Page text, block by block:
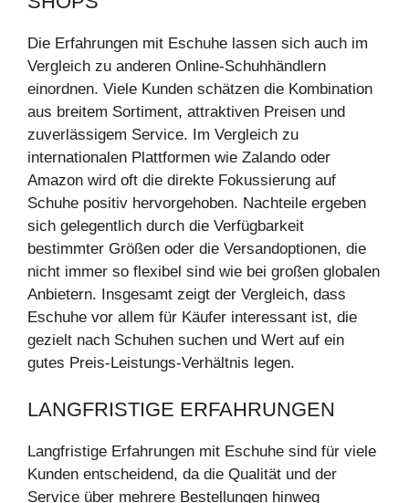
Die Erfahrungen mit Eschuhe lassen sich auch im
Vergleich zu anderen Online-Schuhhändlern
einordnen. Viele Kunden schätzen die Kombination
aus breitem Sortiment, attraktiven Preisen und
zuverlässigem Service. Im Vergleich zu
internationalen Plattformen wie Zalando oder
Amazon wird oft die direkte Fokussierung auf
Schuhe positiv hervorgehoben. Nachteile ergeben
sich gelegentlich durch die Verfügbarkeit
bestimmter Größen oder die Versandoptionen, die
nicht immer so flexibel sind wie bei großen globalen
Anbietern. Insgesamt zeigt der Vergleich, dass
Eschuhe vor allem für Käufer interessant ist, die
gezielt nach Schuhen suchen und Wert auf ein
gutes Preis-Leistungs-Verhältnis legen.
LANGFRISTIGE ERFAHRUNGEN
Langfristige Erfahrungen mit Eschuhe sind für viele
Kunden entscheidend, da die Qualität und der
Service über mehrere Bestellungen hinweg